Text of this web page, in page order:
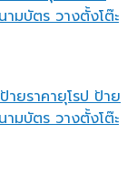
มบัตร วางตั้งโต๊ะ